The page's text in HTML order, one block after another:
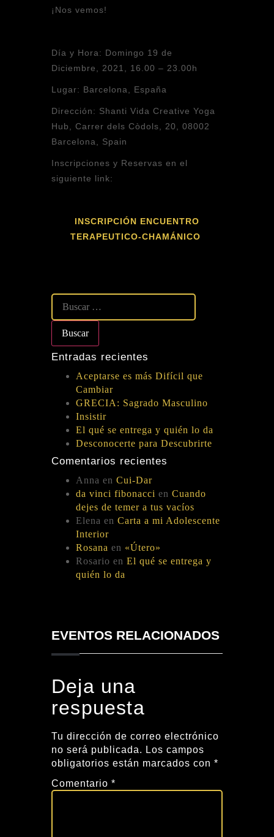
¡Nos vemos!
Día y Hora: Domingo 19 de
Diciembre, 2021, 16.00 – 23.00h
Lugar: Barcelona, España
Dirección: Shanti Vida Creative Yoga
Hub, Carrer dels Còdols, 20, 08002
Barcelona, Spain
Inscripciones y Reservas en el
siguiente link:
INSCRIPCIÓN ENCUENTRO
TERAPEUTICO-CHAMÁNICO
Entradas recientes
Aceptarse es más Difícil que
Cambiar
GRECIA: Sagrado Masculino
Insistir
El qué se entrega y quién lo da
Desconocerte para Descubrirte
Comentarios recientes
Anna en Cui-Dar
da vinci fibonacci en Cuando
dejes de temer a tus vacíos
Elena en Carta a mi Adolescente
Interior
Rosana en «Útero»
Rosario en El qué se entrega y
quién lo da
EVENTOS RELACIONADOS
Deja una
respuesta
Tu dirección de correo electrónico
no será publicada. Los campos
obligatorios están marcados con *
Comentario *